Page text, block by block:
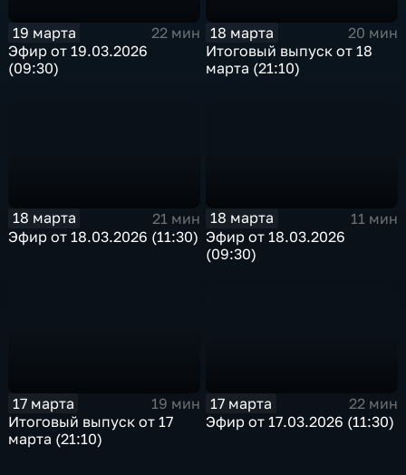
19 марта
22 мин
Эфир от 19.03.2026
(09:30)
18 марта
20 мин
Итоговый выпуск от 18
марта (21:10)
18 марта
21 мин
Эфир от 18.03.2026 (11:30)
18 марта
11 мин
Эфир от 18.03.2026
(09:30)
17 марта
19 мин
Итоговый выпуск от 17
марта (21:10)
17 марта
22 мин
Эфир от 17.03.2026 (11:30)